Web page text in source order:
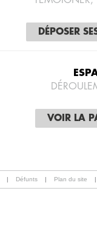
DÉPOSER
VOIR LA
| Défunts | Plan du site |